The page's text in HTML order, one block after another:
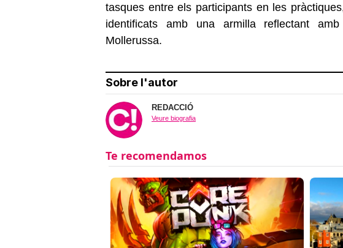
tasques entre els participants en les
identificats amb una armilla reflectant
Mollerussa.
Sobre l'autor
REDACCIÓ
Veure biografia